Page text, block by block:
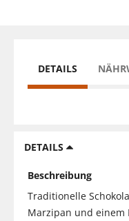
DETAILS
DETAILS
Beschreibung
Traditionelle
Marzipan und einem